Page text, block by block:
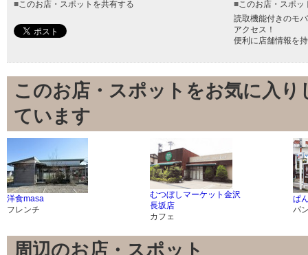
■このお店・スポットを共有する ■このお店・スポッ
読取機能付きのモ
アクセス！
便利に店舗情報を
このお店・スポットをお気に入
ています
洋食masa
フレンチ
むつぼしマーケット金沢
長坂店
カフェ
ぱ
パ
周辺のお店・スポット